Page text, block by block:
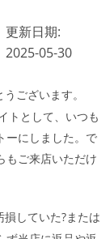
更新日期:
2025-05-30
ございます。
トとして、いつも
ーにしました。で
もご来店いただけ
していた?または